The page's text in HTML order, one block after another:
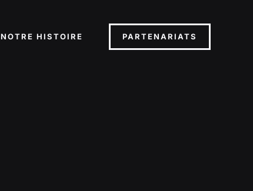
NOTRE HISTOIRE PARTENARIATS